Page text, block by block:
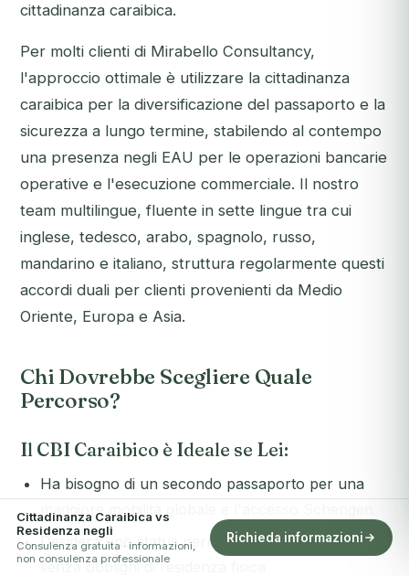
cittadinanza caraibica.
Per molti clienti di Mirabello Consultancy,
l'approccio ottimale è utilizzare la cittadinanza
caraibica per la diversificazione del passaporto e la
sicurezza a lungo termine, stabilendo al contempo
una presenza negli EAU per le operazioni bancarie
operative e l'esecuzione commerciale. Il nostro
team multilingue, fluente in sette lingue tra cui
inglese, tedesco, arabo, spagnolo, russo,
mandarino e italiano, struttura regolarmente questi
accordi duali per clienti provenienti da Medio
Oriente, Europa e Asia.
Chi Dovrebbe Scegliere Quale
Percorso?
Il CBI Caraibico è Ideale se Lei:
Ha bisogno di un secondo passaporto per una
maggiore mobilità globale e l'accesso Schengen
Desidera uno status permanente ed ereditabile
senza obblighi di residenza fisica
Cittadinanza Caraibica vs
Residenza negli
Consulenza gratuita · informazioni,
non consulenza professionale
Richieda informazioni